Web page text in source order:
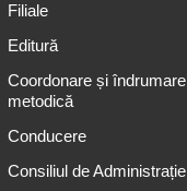
Filiale
Editură
Coordonare și îndrumare
metodică
Conducere
Consiliul de Administrație